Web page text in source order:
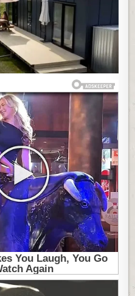
MALOJ
KUĆI
U
PRIRODI:
BILA
JE
ŽRTVA
PREVARE,
ONDA
IZGRADILA
DOM
KOJI
SVAKO
POŽELEO